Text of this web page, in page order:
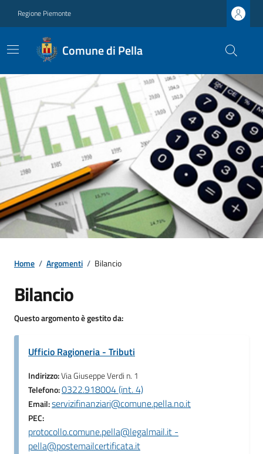
Regione Piemonte
Comune di Pella
Home / Argomenti / Bilancio
Bilancio
Questo argomento è gestito da:
Ufficio Ragioneria - Tributi
Indirizzo:Via Giuseppe Verdi n. 1
Telefono:0322.918004 (int. 4)
Email:servizifinanziari@comune.pella.no.it
PEC:
protocollo.comune.pella@legalmail.it -
pella@postemailcertificata.it